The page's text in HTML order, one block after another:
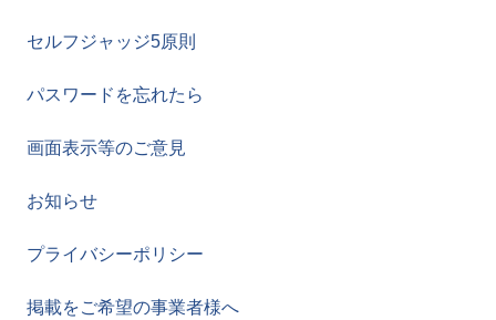
セルフジャッジ5原則
パスワードを忘れたら
画面表示等のご意見
お知らせ
プライバシーポリシー
掲載をご希望の事業者様へ